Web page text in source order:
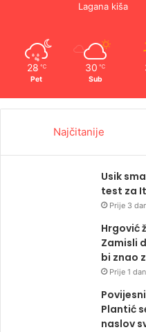
Lagana kiša
28 ℃
Pet
30 ℃
Sub
Najčitanije
Usik
test za
Prije 3
Hrgović
Zamisli
bi znao
Prije 1 dan
Plantić
naslov